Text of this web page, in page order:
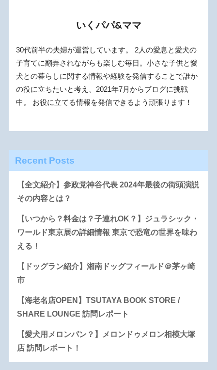
いくパパ&ママ
30代前半の夫婦が運営しています。 2人の愛息と愛犬の
子育てに翻弄されながらも楽しむ毎日。小さな子供と愛
犬との暮らしに関する情報や経験を発信することで誰か
の役に立ちたいと考え、2021年7月からブログに挑戦
中。 お役に立てる情報を発信できるよう頑張ります！
Recent Posts
【全文紹介】参政党神谷代表 2024年最後の街頭演説
その内容とは？
【いつから？料金は？子連れOK？】ジュラシック・
ワールド東京展の詳細情報 東京で恐竜の世界を味わ
える！
【ドッグラン紹介】湘南ドッグフィールド＠茅ヶ崎
市
【海老名店OPEN】TSUTAYA BOOK STORE /
SHARE LOUNGE 訪問レポート
【愛犬用メロンパン？】メロンドゥメロン相模大塚
店 訪問レポート！